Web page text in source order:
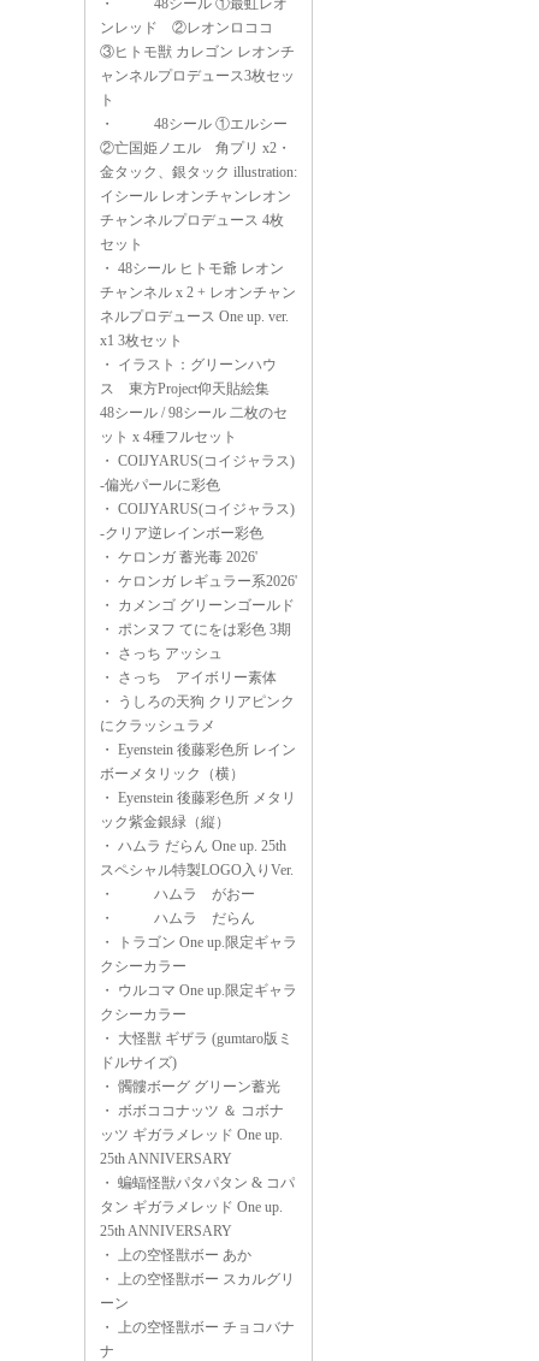
・
48シール ①最虹レオ
ンレッド ②レオンロココ
③ヒトモ獣 カレゴン レオンチ
ャンネルプロデュース3枚セッ
ト
・
48シール ①エルシー
②亡国姫ノエル 角プリ x2・
金タック、銀タック illustration:
イシール レオンチャンレオン
チャンネルプロデュース 4枚
セット
・ 48シール ヒトモ爺 レオン
チャンネル x 2 + レオンチャン
ネルプロデュース One up. ver.
x1 3枚セット
・ イラスト：グリーンハウ
ス 東方Project仰天貼絵集
48シール / 98シール 二枚のセ
ット x 4種フルセット
・ COIJYARUS(コイジャラス)
-偏光パールに彩色
・ COIJYARUS(コイジャラス)
-クリア逆レインボー彩色
・ ケロンガ 蓄光毒 2026'
・ ケロンガ レギュラー系2026'
・ カメンゴ グリーンゴールド
・ ポンヌフ てにをは彩色 3期
・ さっち アッシュ
・ さっち アイボリー素体
・
うしろの天狗 クリアピンク
にクラッシュラメ
・ Eyenstein 後藤彩色所 レイン
ボーメタリック（横）
・ Eyenstein 後藤彩色所 メタリ
ック紫金銀緑（縦）
・ ハムラ だらん One up. 25th
スペシャル特製LOGO入りVer.
・
ハムラ がおー
・
ハムラ だらん
・
トラゴン One up.限定ギャラ
クシーカラー
・ ウルコマ One up.限定ギャラ
クシーカラー
・ 大怪獣 ギザラ (gumtaro版ミ
ドルサイズ)
・ 髑髏ボーグ グリーン蓄光
・ ボボココナッツ ＆ コボナ
ッツ ギガラメレッド One up.
25th ANNIVERSARY
・ 蝙蝠怪獣パタパタン & コパ
タン ギガラメレッド One up.
25th ANNIVERSARY
・ 上の空怪獣ボー あか
・ 上の空怪獣ボー スカルグリ
ーン
・ 上の空怪獣ボー チョコバナ
ナ